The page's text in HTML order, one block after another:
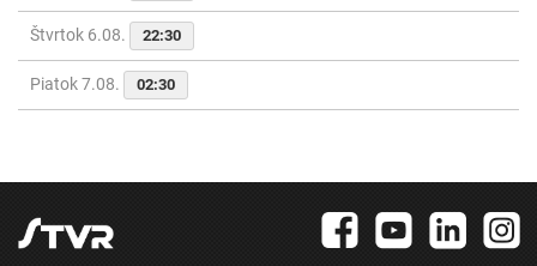
Štvrtok 6.08. 22:30
Piatok 7.08. 02:30